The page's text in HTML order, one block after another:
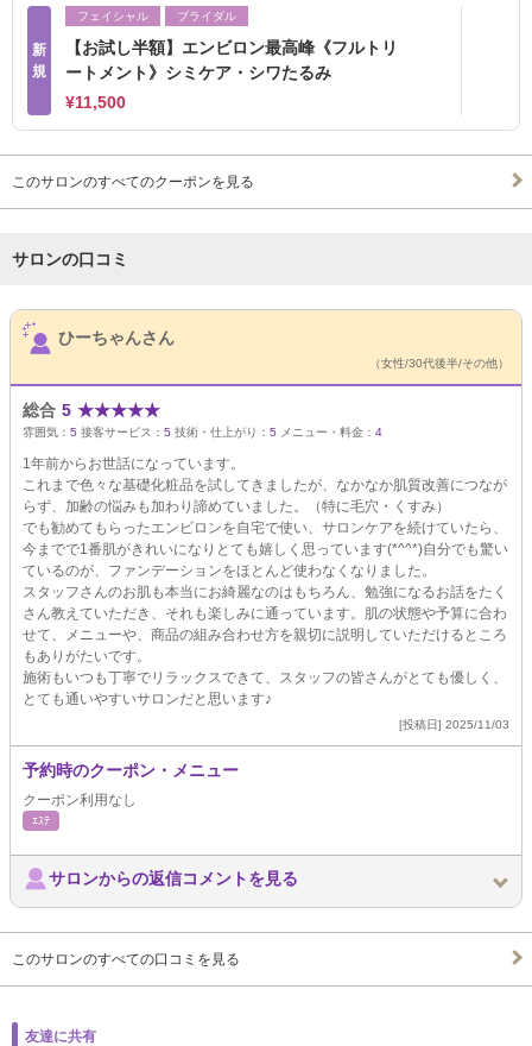
新
規
フェイシャル ブライダル
【お試し半額】エンビロン最高峰《フルトリ
ートメント》シミケア・シワたるみ
¥11,500
このサロンのすべてのクーポンを見る
サロンの口コミ
サロンPick Up
ひーちゃんさん
（女性/30代後半/その他）
総合 5 ★★★★★
雰囲気： 5 接客サービス： 5 技術・仕上がり： 5 メニュー・料金： 4
1年前からお世話になっています。
これまで色々な基礎化粧品を試してきましたが、なかなか肌質改善につなが
らず、加齢の悩みも加わり諦めていました。（特に毛穴・くすみ）
でも勧めてもらったエンビロンを自宅で使い、サロンケアを続けていたら、
今までで1番肌がきれいになりとても嬉しく思っています(*^^*)自分でも驚い
ているのが、ファンデーションをほとんど使わなくなりました。
スタッフさんのお肌も本当にお綺麗なのはもちろん、勉強になるお話をたく
さん教えていただき、それも楽しみに通っています。肌の状態や予算に合わ
せて、メニューや、商品の組み合わせ方を親切に説明していただけるところ
もありがたいです。
施術もいつも丁寧でリラックスできて、スタッフの皆さんがとても優しく、
とても通いやすいサロンだと思います♪
[投稿日] 2025/11/03
予約時のクーポン・メニュー
クーポン利用なし
ｴｽﾃ
サロンからの返信コメントを見る
このサロンのすべての口コミを見る
友達に共有